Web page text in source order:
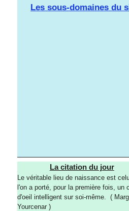
Les sous-domaines du
La citation du jour
Le véritable lieu de naissance est
l'on a porté, pour la première fois, un
d'oeil intelligent sur soi-même. (
Yourcenar )